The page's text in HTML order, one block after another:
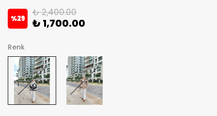
%29
₺ 2,400.00
₺ 1,700.00
Renk